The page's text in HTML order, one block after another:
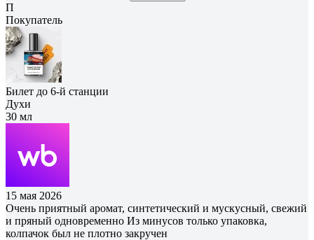
П
Покупатель
Билет до 6-й станции
Духи
30 мл
15 мая 2026
Очень приятный аромат, синтетический и мускусный, свежий
и пряный одновременно Из минусов только упаковка,
колпачок был не плотно закручен